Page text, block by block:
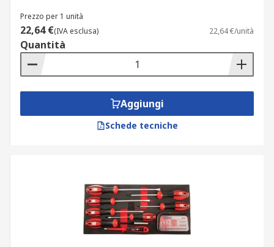
Prezzo per 1 unità
22,64 €(IVA esclusa) 22,64 €/unità
Quantità
Aggiungi
Schede tecniche